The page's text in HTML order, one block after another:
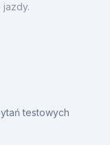
testowych